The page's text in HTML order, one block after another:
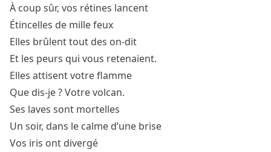
À coup sûr, vos rétines lancent
Étincelles de mille feux
Elles brûlent tout des on-dit
Et les peurs qui vous retenaient.
Elles attisent votre flamme
Que dis-je ? Votre volcan.
Ses laves sont mortelles
Un soir, dans le calme d’une brise
Vos iris ont divergé